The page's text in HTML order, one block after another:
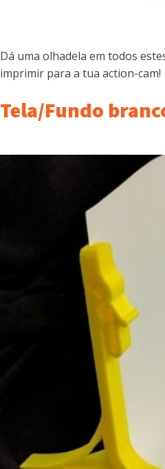
Dá uma olhadela em todos
imprimir para a tua action-cam!
Tela/Fundo